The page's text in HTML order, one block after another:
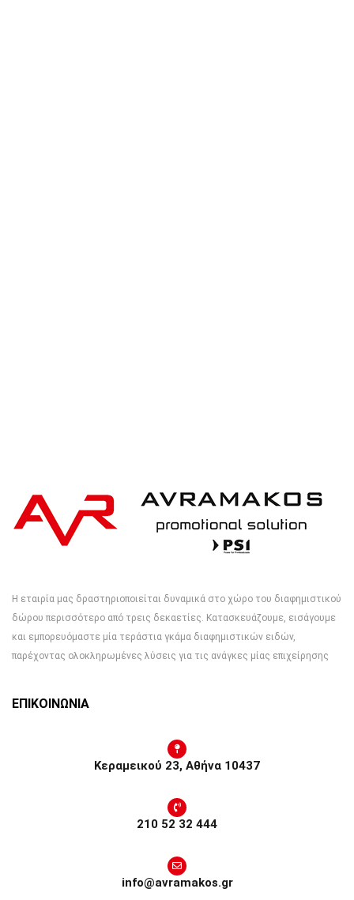
Η εταιρία μας δραστηριοποιείται δυναμικά στο χώρο του διαφημιστικού
δώρου περισσότερο από τρεις δεκαετίες. Κατασκευάζουμε, εισάγουμε
και εμπορευόμαστε μία τεράστια γκάμα διαφημιστικών ειδών,
παρέχοντας ολοκληρωμένες λύσεις για τις ανάγκες μίας επιχείρησης
ΕΠΙΚΟΙΝΩΝΙΑ
Κεραμεικού 23, Αθήνα 10437
210 52 32 444
info@avramakos.gr